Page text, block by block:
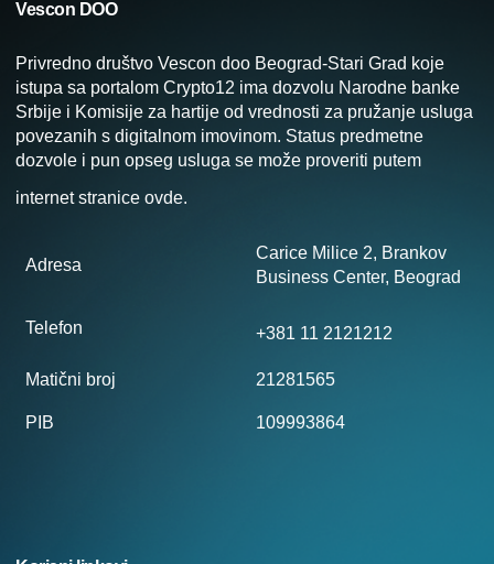
Vescon DOO
Privredno društvo Vescon doo Beograd-Stari Grad koje
istupa sa portalom Crypto12 ima dozvolu Narodne banke
Srbije i Komisije za hartije od vrednosti za pružanje usluga
povezanih s digitalnom imovinom. Status predmetne
dozvole i pun opseg usluga se može proveriti putem
internet stranice ovde.
Adresa
Carice Milice 2, Brankov
Business Center, Beograd
Telefon +381 11 2121212
Matični broj 21281565
PIB 109993864